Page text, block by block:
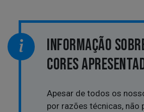
INFORMAÇÃO
CORES
Apesar de todos os
por razões técnicas, não